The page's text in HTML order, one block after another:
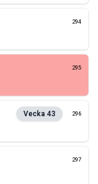
294
295
Vecka43 296
297